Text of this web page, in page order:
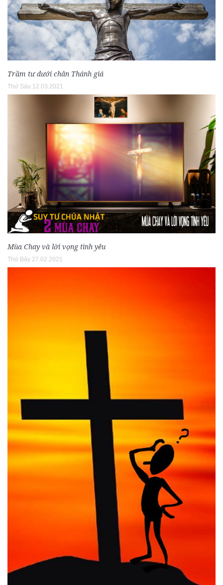
Trầm tư dưới chân Thánh giá
Thứ Sáu 12.03.2021
Mùa Chay và lời vọng tình yêu
Thứ Bảy 27.02.2021